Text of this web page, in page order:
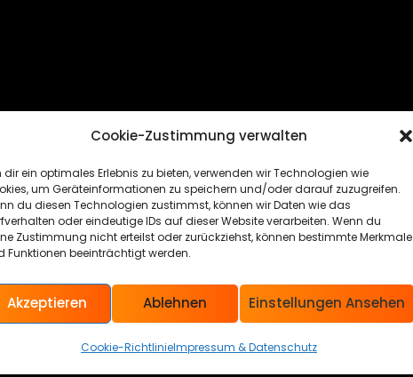
Cookie-Zustimmung verwalten
dir ein optimales Erlebnis zu bieten, verwenden wir Technologien wie
um Geräteinformationen zu speichern und/oder darauf zuzugreifen.
du diesen Technologien zustimmst, können wir Daten wie das
oder eindeutige IDs auf dieser Website verarbeiten. Wenn du
Zustimmung nicht erteilst oder zurückziehst, können bestimmte Merkmale
Funktionen beeinträchtigt werden.
Akzeptieren Ablehnen Einstellungen Ansehen
Cookie-RichtlinieImpressum & Datenschutz